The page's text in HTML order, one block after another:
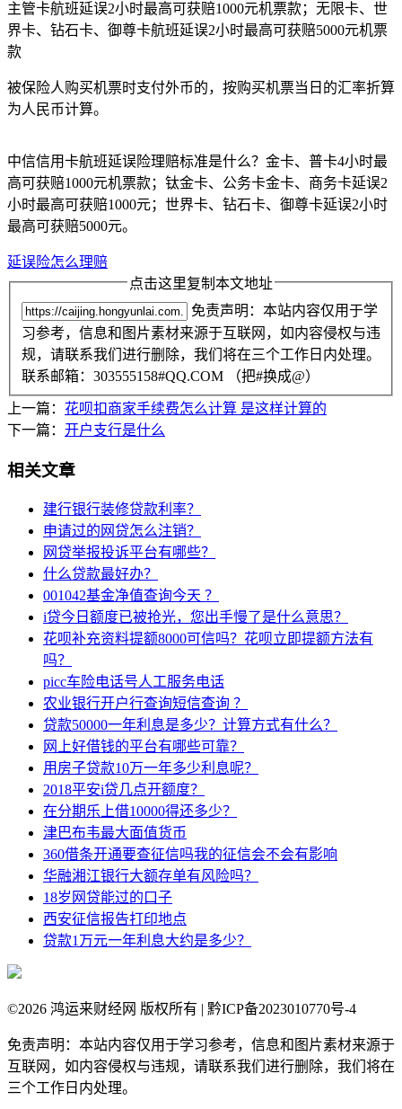
主管卡航班延误2小时最高可获赔1000元机票款；无限卡、世
界卡、钻石卡、御尊卡航班延误2小时最高可获赔5000元机票
款
被保险人购买机票时支付外币的，按购买机票当日的汇率折算
为人民币计算。
中信信用卡航班延误险理赔标准是什么？金卡、普卡4小时最
高可获赔1000元机票款；钛金卡、公务卡金卡、商务卡延误2
小时最高可获赔1000元；世界卡、钻石卡、御尊卡延误2小时
最高可获赔5000元。
延误险怎么理赔
点击这里复制本文地址
免责声明：本站内容仅用于学
习参考，信息和图片素材来源于互联网，如内容侵权与违
规，请联系我们进行删除，我们将在三个工作日内处理。
联系邮箱：303555158#QQ.COM （把#换成@）
上一篇： 花呗扣商家手续费怎么计算 是这样计算的
下一篇： 开户支行是什么
相关文章
建行银行装修贷款利率？
申请过的网贷怎么注销？
网贷举报投诉平台有哪些？
什么贷款最好办？
001042基金净值查询今天 ？
i贷今日额度已被抢光，您出手慢了是什么意思？
花呗补充资料提额8000可信吗？花呗立即提额方法有
吗？
picc车险电话号人工服务电话
农业银行开户行查询短信查询 ？
贷款50000一年利息是多少？计算方式有什么？
网上好借钱的平台有哪些可靠？
用房子贷款10万一年多少利息呢？
2018平安i贷几点开额度？
在分期乐上借10000得还多少？
津巴布韦最大面值货币
360借条开通要查征信吗我的征信会不会有影响
华融湘江银行大额存单有风险吗？
18岁网贷能过的口子
西安征信报告打印地点
贷款1万元一年利息大约是多少？
©2026 鸿运来财经网 版权所有 | 黔ICP备2023010770号-4
免责声明：本站内容仅用于学习参考，信息和图片素材来源于
互联网，如内容侵权与违规，请联系我们进行删除，我们将在
三个工作日内处理。